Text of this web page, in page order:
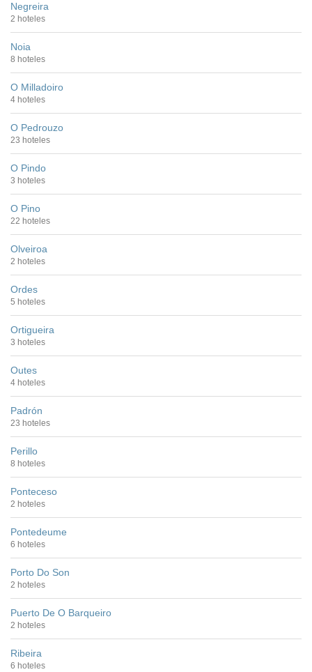
Negreira
2 hoteles
Noia
8 hoteles
O Milladoiro
4 hoteles
O Pedrouzo
23 hoteles
O Pindo
3 hoteles
O Pino
22 hoteles
Olveiroa
2 hoteles
Ordes
5 hoteles
Ortigueira
3 hoteles
Outes
4 hoteles
Padrón
23 hoteles
Perillo
8 hoteles
Ponteceso
2 hoteles
Pontedeume
6 hoteles
Porto Do Son
2 hoteles
Puerto De O Barqueiro
2 hoteles
Ribeira
6 hoteles